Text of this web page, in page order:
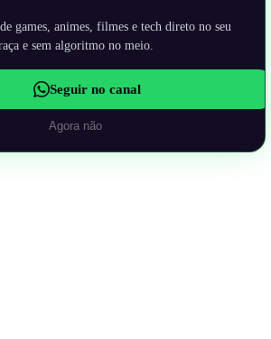
games, animes, filmes e tech direto no seu
e sem algoritmo no meio.
Seguir no canal
Agora não